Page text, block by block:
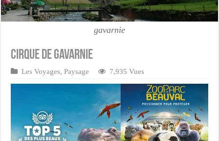
gavarnie
Cirque de Gavarnie
Les Voyages,Paysage 7,935 Vues